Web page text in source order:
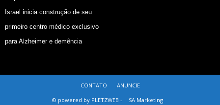
Israel inicia construção de seu
primeiro centro médico exclusivo
para Alzheimer e demência
CONTATO
ANUNCIE
© powered by PLETZWEB -
SA Marketing